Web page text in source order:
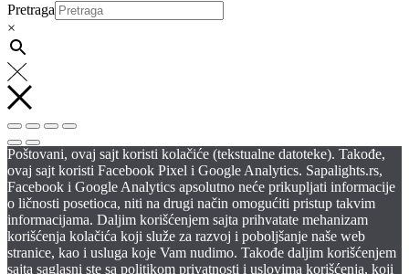
Pretraga
×
Poštovani, ovaj sajt koristi kolačiće (tekstualne datoteke). Takođe,
ovaj sajt koristi Facebook Pixel i Google Analytics. Sapalights.rs,
Facebook i Google Analytics apsolutno neće prikupljati informacije
o ličnosti posetioca, niti na drugi način omogućiti pristup takvim
informacijama. Daljim korišćenjem sajta prihvatate mehanizam
korišćenja kolačića koji služe za razvoj i poboljšanje naše web
stranice, kao i usluga koje Vam nudimo. Takođe daljim korišćenjem
sajta saglasni ste sa politikom privatnosti i uslovima korišćenja, koji